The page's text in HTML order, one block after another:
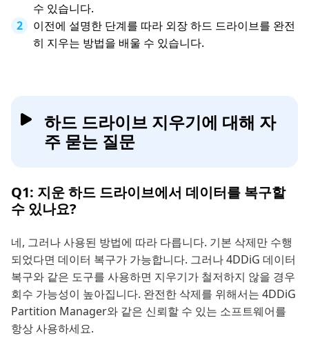
수 있습니다.
이전에 설명한 단계를 따라 외장 하드 드라이브를 완전
히 지우는 방법을 배울 수 있습니다.
하드 드라이브 지우기에 대해 자
주 묻는 질문
Q1: 지운 하드 드라이브에서 데이터를 복구할
수 있나요?
네, 그러나 사용된 방법에 따라 다릅니다. 기본 삭제만 수행
되었다면 데이터 복구가 가능합니다. 그러나 4DDiG 데이터
복구와 같은 도구를 사용하면 지우기가 철저하지 않을 경우
회수 가능성이 높아집니다. 완전한 삭제를 위해서는 4DDiG
Partition Manager와 같은 신뢰할 수 있는 소프트웨어를
항상 사용하세요.